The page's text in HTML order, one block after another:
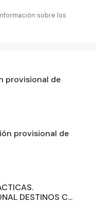
sobre los
provisional de
provisional de
DESTINOS C...